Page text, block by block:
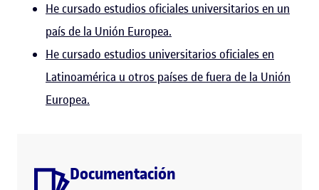
He cursado estudios oficiales universitarios en un
país de la Unión Europea.
He cursado estudios universitarios oficiales en
Latinoamérica u otros países de fuera de la Unión
Europea.
Documentación